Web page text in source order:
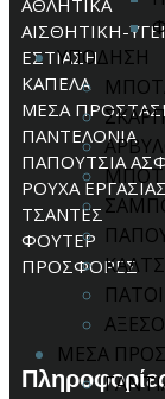
ΥΠΟΔΗΣΗ
ΠΑΤΟΙ
ΜΕΣΑ
ΑΙΣΘΗΤΙΚΗ-
ΕΣΤΙΑΣΗ
ΚΑΠΕΛΑ
ΜΕΣΑ
ΠΑΝΤΕΛΟΝΙΑ
ΠΑΠΟΥΤΣΙΑ
ΡΟΥΧΑ
ΤΣΑΝΤΕΣ
ΦΟΥΤΕΡ
ΠΡΟΣΦΟΡΕΣ